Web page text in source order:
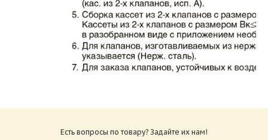
ВИНГС-М КЛОП-2.pdf
Есть вопросы по товару? Задайте их нам!